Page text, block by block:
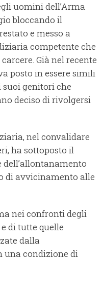
uomini dell’Arma
bloccando il
e messo a
competente che
Già nel recente
posto in essere simili
genitori che
deciso di rivolgersi
nel convalidare
ha sottoposto il
di avvicinamento alle
nei confronti degli
di tutte quelle
dalla
una condizione di